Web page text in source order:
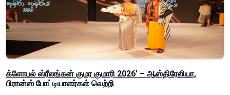
க்ளோபல் ஸ்ரீலங்கன் குமர குமாரி 2026’ – ஆஸ்திரேலியா,
பிரான்ஸ் போட்டியாளர்கள் வெற்றி